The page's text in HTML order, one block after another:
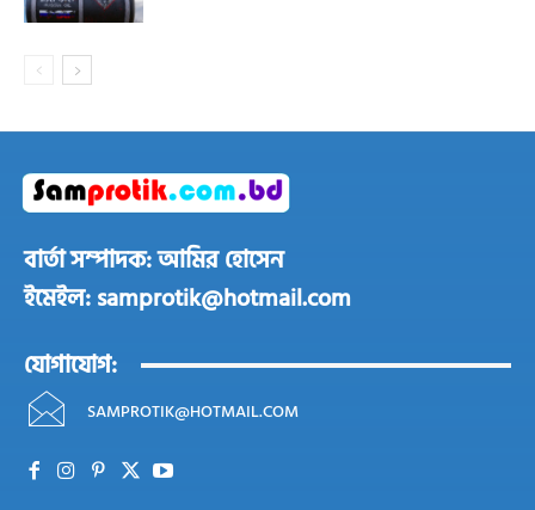
বার্তা সম্পাদক: আমির হোসেন
ইমেইল: samprotik@hotmail.com
যোগাযোগ:
SAMPROTIK@HOTMAIL.COM